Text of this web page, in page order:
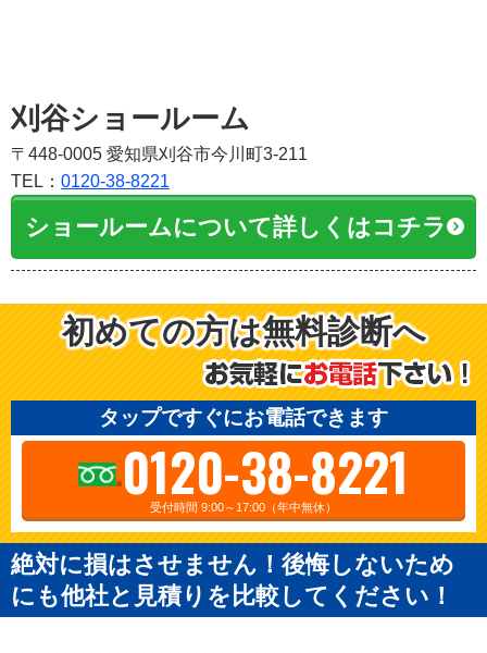
刈谷ショールーム
〒448-0005 愛知県刈谷市今川町3-211
TEL： 0120-38-8221
ショールームについて詳しくはコチラ
初めての方は無料診断へ
タップですぐにお電話できます
0120-38-8221
受付時間 9:00～17:00（年中無休）
絶対に損はさせません！後悔しないため
にも他社と見積りを比較してください！